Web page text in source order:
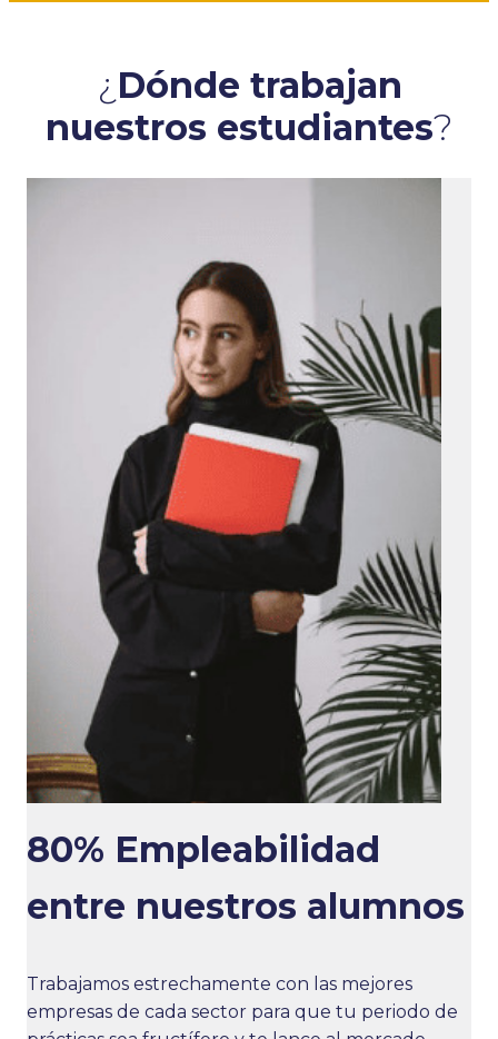
¿ Dónde trabajan
nuestros estudiantes?
80% Empleabilidad
entre nuestros alumnos
Trabajamos estrechamente con las mejores
empresas de cada sector para que tu periodo de